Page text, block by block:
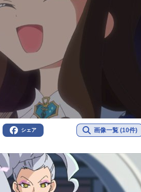
シェア 画像一覧 (10件)